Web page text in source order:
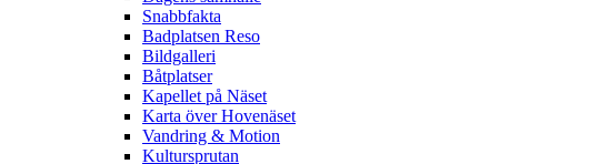
Snabbfakta
Badplatsen Reso
Bildgalleri
Båtplatser
Kapellet på Näset
Karta över Hovenäset
Vandring & Motion
Kultursprutan